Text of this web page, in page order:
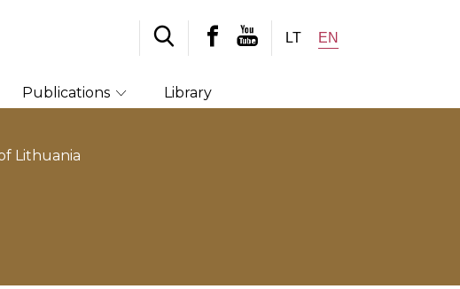
LT EN
Publications Library
Lithuania